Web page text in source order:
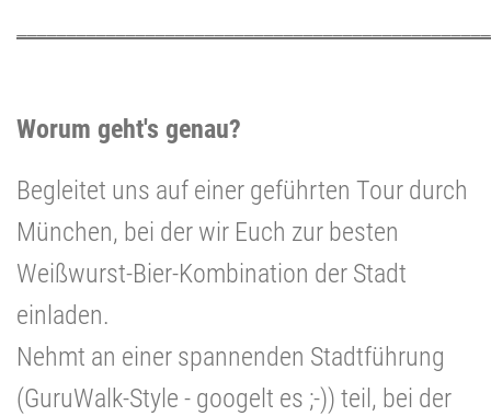
Worum geht's genau?
Begleitet uns auf einer geführten Tour durch
München, bei der wir Euch zur besten
Weißwurst-Bier-Kombination der Stadt
einladen.
Nehmt an einer spannenden Stadtführung
(GuruWalk-Style - googelt es ;-)) teil, bei der